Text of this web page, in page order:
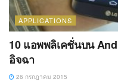
APPLICATIONS
10 แอพพลิเคชั่นบน
อิจฉา
26 กรกฎาคม 2015